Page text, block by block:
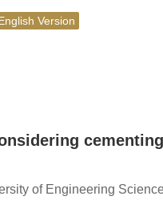
Version
of Engineering